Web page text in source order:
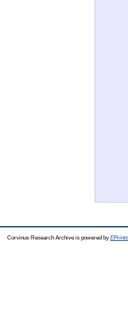
Corvinus Research Archive is powered by